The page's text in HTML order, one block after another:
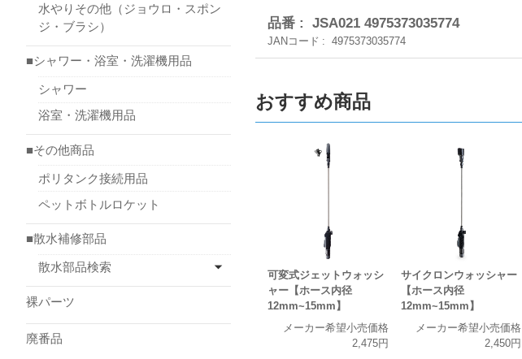
品番 JSA021 4975373035774
JANコード 4975373035774
おすすめ商品
可変式ジェットウォッシ
ャー【ホース内径
12mm~15mm】
メーカー希望小売価格
2,475円
サイクロンウォッシャー
【ホース内径
12mm~15mm】
メーカー希望小売価格
2,450円
水やりその他（ジョウロ・スポン
ジ・ブラシ）
■シャワー・浴室・洗濯機用品
シャワー
浴室・洗濯機用品
■その他商品
ポリタンク接続用品
ペットボトルロケット
■散水補修部品
散水部品検索
裸パーツ
廃番品